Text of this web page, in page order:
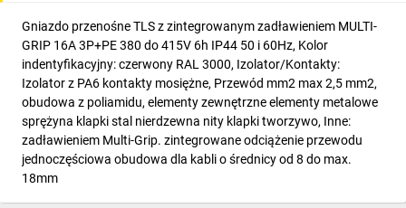
Gniazdo przenośne TLS z zintegrowanym zadławieniem MULTI-
GRIP 16A 3P+PE 380 do 415V 6h IP44 50 i 60Hz, Kolor
indentyfikacyjny: czerwony RAL 3000, Izolator/Kontakty:
Izolator z PA6 kontakty mosiężne, Przewód mm2 max 2,5 mm2,
obudowa z poliamidu, elementy zewnętrzne elementy metalowe
sprężyna klapki stal nierdzewna nity klapki tworzywo, Inne:
zadławieniem Multi-Grip. zintegrowane odciążenie przewodu
jednoczęściowa obudowa dla kabli o średnicy od 8 do max.
18mm